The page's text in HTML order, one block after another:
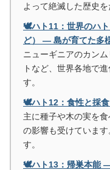
よって絶滅した歴史を
🕊️ハト11：世界のハ
ど） ― 島が育てた多
ニューギニアのカン
トなど、世界各地で
す。
🕊️ハト12：食性と採
主に種子や木の実を
の影響も受けていま
す。
🕊️ハト13：帰巣本能 ―